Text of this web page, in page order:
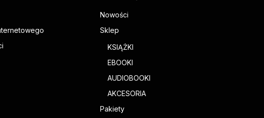
Nowości
Sklep
KSIĄŻKI
EBOOKI
AUDIOBOOKI
AKCESORIA
Pakiety